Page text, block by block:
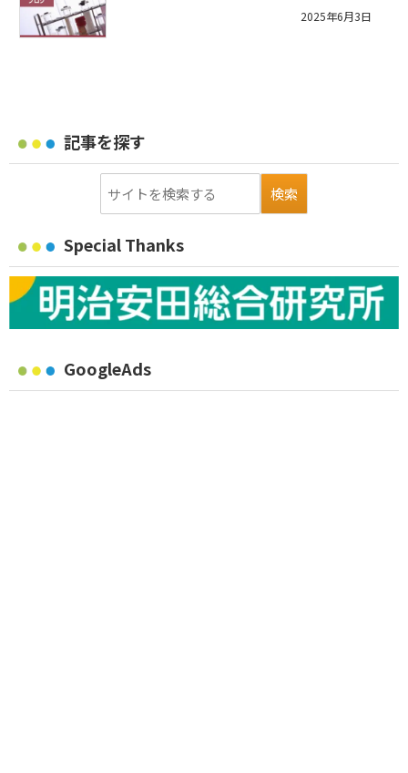
2025年6月3日
記事を探す
Special Thanks
GoogleAds